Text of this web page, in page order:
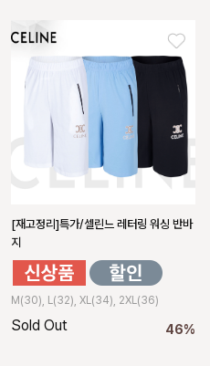
[재고정리]특가/셀린느 레터링 워싱 반바
지
M(30), L(32), XL(34), 2XL(36)
Sold Out 46%